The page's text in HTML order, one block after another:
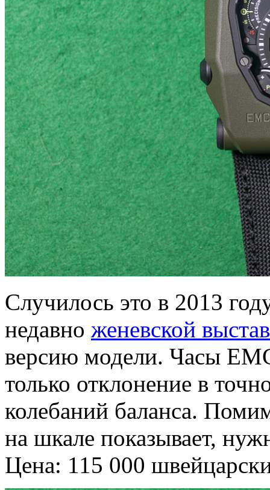
Случилось это в 2013
недавно женевской
версию модели. Часы
только отклонение в
колебаний баланса.
на шкале показывает,
Цена: 115 000